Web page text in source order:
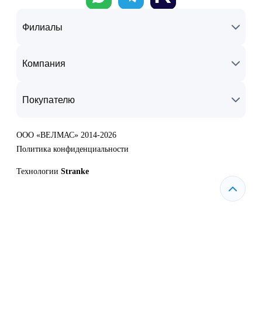
Филиалы
Компания
Покупателю
ООО «ВЕЛМАС» 2014-2026
Политика конфиденциальности
Технологии Stranke